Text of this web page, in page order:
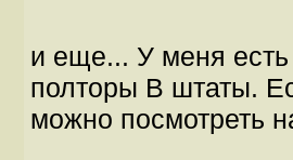
и еще... У меня
полторы В штаты.
можно посмотреть